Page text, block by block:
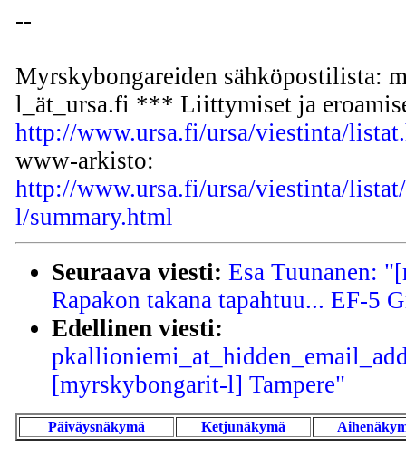
--
Myrskybongareiden sähköpostilista:
l_ät_ursa.fi *** Liittymiset ja
http://www.ursa.fi/ursa/viestinta/
www-arkisto:
http://www.ursa.fi/ursa/viestinta/
l/summary.html
Seuraava viesti: Esa Tuunanen:
Rapakon takana tapahtuu... EF-5
Edellinen viesti:
[myrskybongarit-l] Tampere"
Päiväysnäkymä Ketjunäkymä